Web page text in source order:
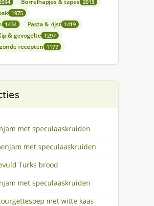
Borrelhapjes & tapas 2015
1975
1434 Pasta & rijst 1419
& gevogelte 1297
recepten 1177
met speculaaskruiden
met speculaaskruiden
Turks brood
met speculaaskruiden
met witte kaas